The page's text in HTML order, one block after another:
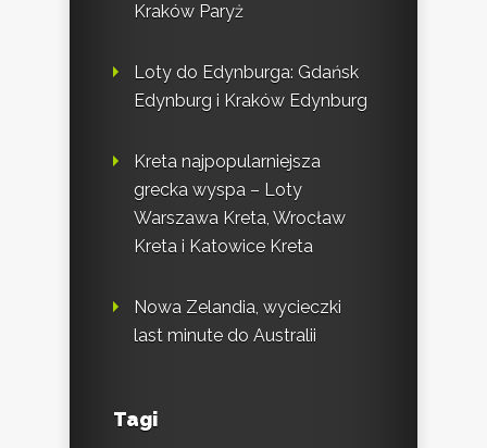
Kraków Paryż
Loty do Edynburga: Gdańsk
Edynburg i Kraków Edynburg
Kreta najpopularniejsza
grecka wyspa – Loty
Warszawa Kreta, Wrocław
Kreta i Katowice Kreta
Nowa Zelandia, wycieczki
last minute do Australii
Tagi